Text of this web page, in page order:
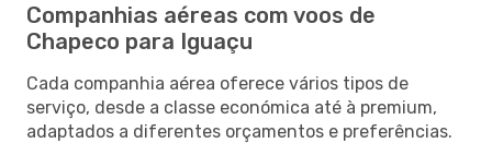
Companhias aéreas com voos de
Chapeco para Iguaçu
Cada companhia aérea oferece vários tipos de
serviço, desde a classe económica até à premium,
adaptados a diferentes orçamentos e preferências.